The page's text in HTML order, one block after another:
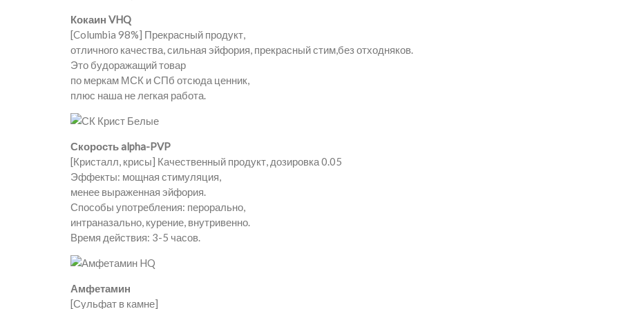
Кокаин VHQ
[Columbia 98%] Прекрасный продукт,
отличного качества, сильная эйфория, прекрасный стим,без отходняков.
Это будоражащий товар
по меркам МСК и СПб отсюда ценник,
плюс наша не легкая работа.
Скорость alpha-PVP
[Кристалл, крисы] Качественный продукт, дозировка 0.05
Эффекты: мощная стимуляция,
менее выраженная эйфория.
Способы употребления: перорально,
интраназально, курение, внутривенно.
Время действия: 3-5 часов.
Амфетамин
[Сульфат в камне]